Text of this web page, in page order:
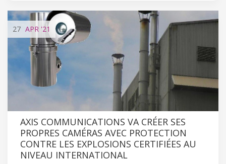
27 APR '21
AXIS COMMUNICATIONS VA CRÉER SES
PROPRES CAMÉRAS AVEC PROTECTION
CONTRE LES EXPLOSIONS CERTIFIÉES AU
NIVEAU INTERNATIONAL